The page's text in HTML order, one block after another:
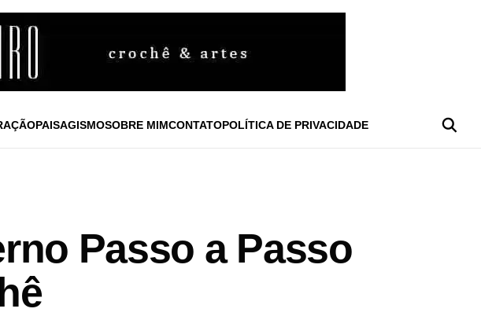
PAISAGISMOSOBRE MIMCONTATOPOLÍTICA DE PRIVACIDADE
Passo a Passo